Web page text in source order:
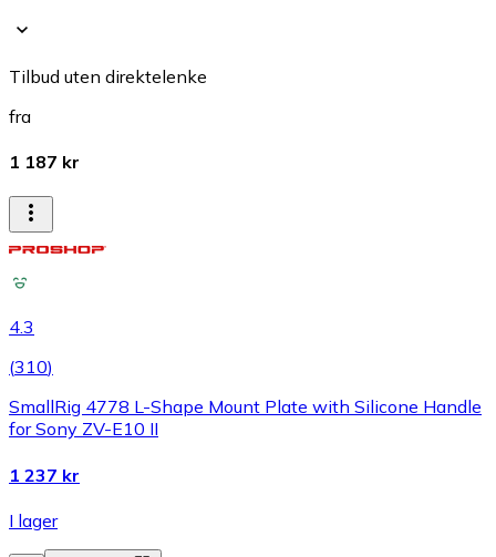
Tilbud uten direktelenke
fra
1 187 kr
4.3
(310)
SmallRig 4778 L-Shape Mount Plate with Silicone Handle
for Sony ZV-E10 II
1 237 kr
I lager